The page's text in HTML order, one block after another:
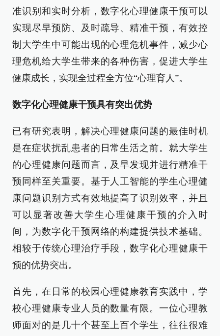
准识别和实时分析，数字化心理健康干预可以
实现尽早预防、及时疏导、精准干预，有效控
制大学生中可能出现的心理危机事件，减少心
理危机给大学生带来的各种伤害，促进大学生
健康成长，实现全过程全方位“心理育人”。
数字化心理健康干预具有突出优势
已有研究表明，解决心理健康问题的最佳时机
是在症状扰乱患者的日常生活之前。就大学生
的心理健康问题而言，及早发现并进行精准干
预同样至关重要。基于人工智能的学生心理健
康问题识别方式有效地提高了识别效率，并且
可以显著改善大学生心理健康干预的介入时
间，为数字化干预网络的构建提供技术基础。
相较于传统心理治疗手段，数字化心理健康干
预的优势突出。
首先，在日常的校园心理健康教育实践中，学
校心理健康专业人员的数量有限。一位心理教
师面对的是几十个甚至上百个学生，往往很难